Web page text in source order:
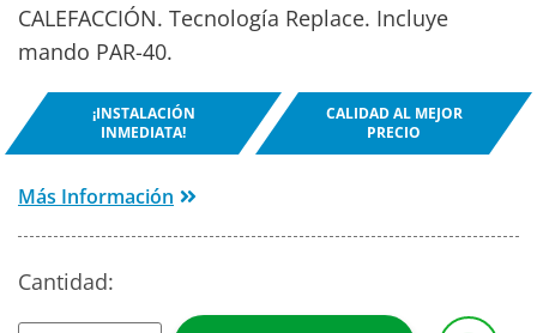
CALEFACCIÓN. Tecnología Replace. Incluye
mando PAR-40.
¡INSTALACIÓN
INMEDIATA!
CALIDAD AL MEJOR
PRECIO
Más Información
Cantidad: